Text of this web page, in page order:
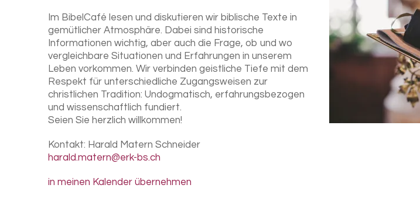
Im BibelCafé lesen und diskutieren wir biblische Texte in
gemütlicher Atmosphäre. Dabei sind historische
Informationen wichtig, aber auch die Frage, ob und wo
vergleichbare Situationen und Erfahrungen in unserem
Leben vorkommen. Wir verbinden geistliche Tiefe mit dem
Respekt für unterschiedliche Zugangsweisen zur
christlichen Tradition: Undogmatisch, erfahrungsbezogen
und wissenschaftlich fundiert.
Seien Sie herzlich willkommen!
Kontakt: Harald Matern Schneider
harald.matern@erk-bs.ch
in meinen Kalender übernehmen